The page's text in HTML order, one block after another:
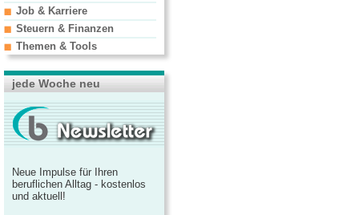
Job & Karriere
Steuern & Finanzen
Themen & Tools
jede Woche neu
Neue Impulse für Ihren
beruflichen Alltag - kostenlos
und aktuell!